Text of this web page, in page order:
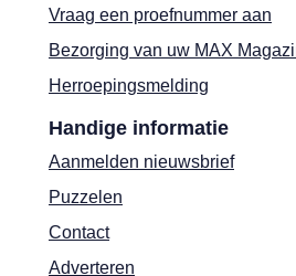
Vraag een proefnummer aan
Bezorging van uw MAX
Herroepingsmelding
Handige informatie
Aanmelden nieuwsbrief
Puzzelen
Contact
Adverteren